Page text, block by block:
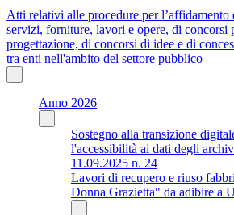
Atti relativi alle procedure per
servizi, forniture, lavori e opere, di concorsi
progettazione, di concorsi di idee e di
tra enti nell'ambito del settore pubblico
Anno 2026
Sostegno alla transizione
l'accessibilità ai dati degli
11.09.2025 n. 24
Lavori di recupero e riuso
Donna Grazietta" da adibire a